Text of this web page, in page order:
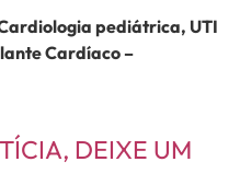
pediátrica, UTI
Cardíaco –
DEIXE UM